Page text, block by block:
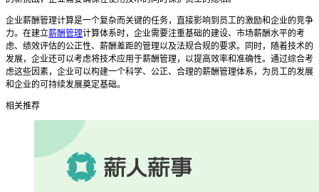
企业薪酬管理计算是一个复杂而关键的任务，直接影响到员工的激励和企业的竞争
力。在建立薪酬管理计算体系时，企业需要注重基础的建设、市场薪酬水平的考
虑、绩效评估的公正性、薪酬差距的管理以及法规合规的要求。同时，随着技术的
发展，企业还可以考虑将技术应用于薪酬管理，以提高效率和准确性。通过综合考
虑这些因素，企业可以构建一个科学、公正、合理的薪酬管理体系，为员工的发展
和企业的可持续发展奠定基础。
相关推荐